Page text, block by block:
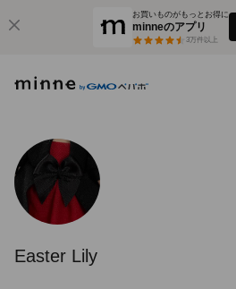
お買いものがもっとお得に
minneのアプリ
3万件以上
Easter Lily